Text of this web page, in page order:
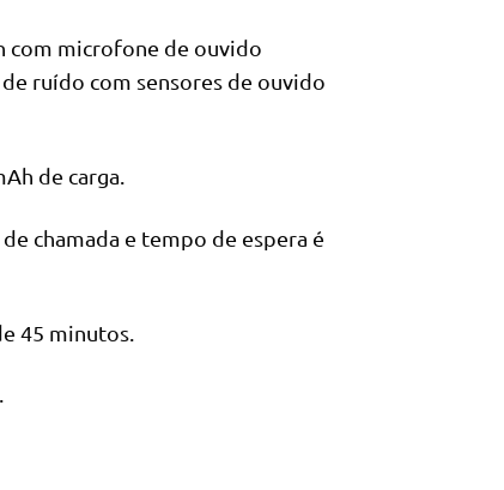
com microfone de ouvido
ruído com sensores de ouvido
de carga.
chamada e tempo de espera é
45 minutos.